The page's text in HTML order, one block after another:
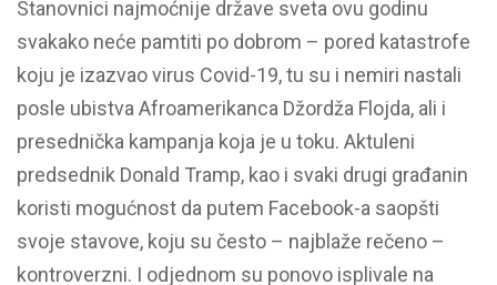
Stanovnici najmoćnije države sveta ovu godinu
svakako neće pamtiti po dobrom – pored katastrofe
koju je izazvao virus Covid-19, tu su i nemiri nastali
posle ubistva Afroamerikanca Džordža Flojda, ali i
presednička kampanja koja je u toku. Aktuleni
predsednik Donald Tramp, kao i svaki drugi građanin
koristi mogućnost da putem Facebook-a saopšti
svoje stavove, koju su često – najblaže rečeno –
kontroverzni. I odjednom su ponovo isplivale na